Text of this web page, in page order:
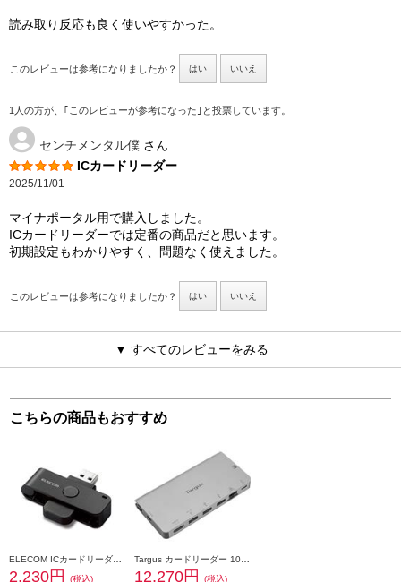
読み取り反応も良く使いやすかった。
このレビューは参考になりましたか？ はい いいえ
1人の方が、｢このレビューが参考になった｣と投票しています。
センチメンタル僕 さん
ICカードリーダー
2025/11/01
マイナポータル用で購入しました。
ICカードリーダーでは定番の商品だと思います。
初期設定もわかりやすく、問題なく使えました。
このレビューは参考になりましたか？ はい いいえ
▼ すべてのレビューをみる
こちらの商品もおすすめ
2,230円
(税込)
12,270円 (税込)